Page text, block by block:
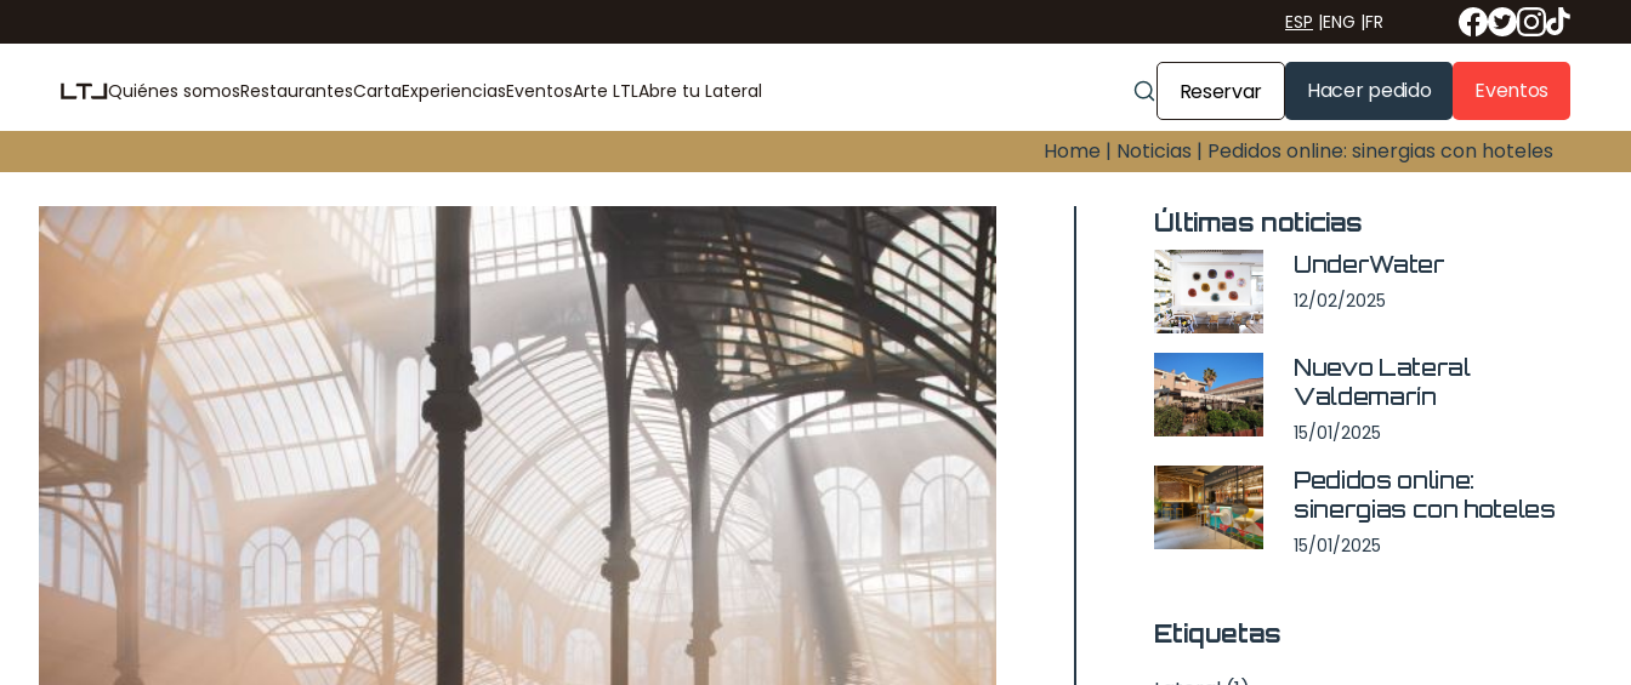
ESP |ENG |FR
Quiénes somosRestaurantesCartaExperienciasEventosArte LTLAbre tu Lateral Reservar Hacer pedido Eventos
Home | Noticias | Pedidos online: sinergias con hoteles
Últimas noticias
UnderWater
12/02/2025
Nuevo Lateral
Valdemarín
15/01/2025
Pedidos online:
sinergias con hoteles
15/01/2025
Etiquetas